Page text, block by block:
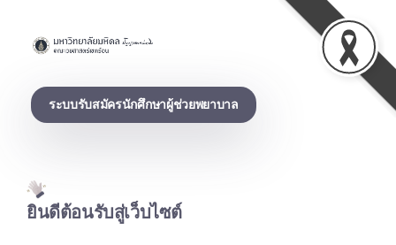
ระบบรับสมัครนักศึกษาผู้ช่วยพยาบาล
ยินดีต้อนรับสู่เว็บไซต์